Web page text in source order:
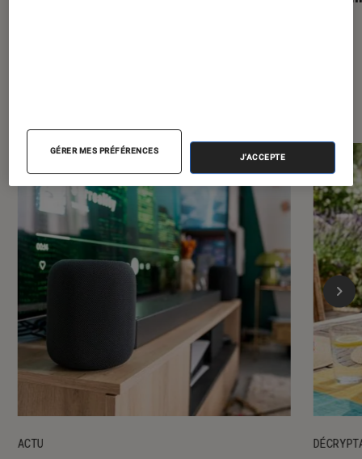
ACTU
GÉRER MES PRÉFÉRENCES
J'ACCEPTE